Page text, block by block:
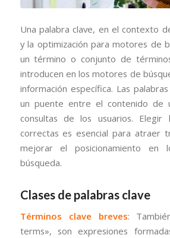
Una palabra clave, en el contexto
y la optimización para motores de
un término o conjunto de
introducen en los motores de
información específica. Las
un puente entre el contenido de
consultas de los usuarios. Elegir
correctas es esencial para atraer
mejorar el posicionamiento en
búsqueda.
Clases de palabras clave
Términos clave breves:
terms», son expresiones